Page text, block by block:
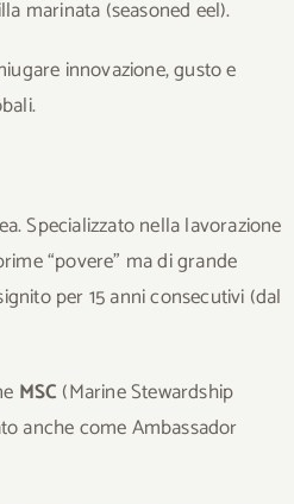
marinata (seasoned eel).
innovazione, gusto e
Specializzato nella lavorazione
“povere” ma di grande
per 15 anni consecutivi (dal
MSC (Marine Stewardship
anche come Ambassador